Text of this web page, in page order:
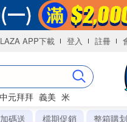
APP下載 登入 註冊
中元拜拜 義美 米
碼送 檔期促銷 整箱購